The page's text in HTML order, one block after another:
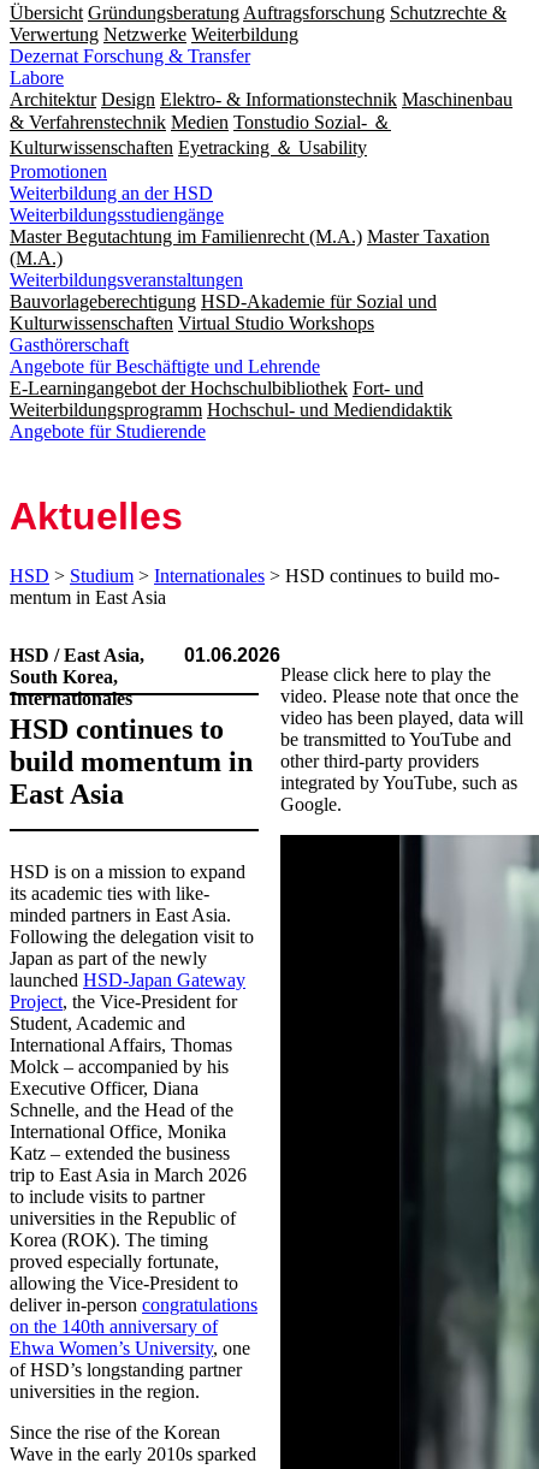
Übersicht Gründungsberatung Auftragsforschung Schutzrechte &
Verwertung Netzwerke Weiterbildung
Dezernat Forschung & Transfer
Labore
Architektur Design Elektro- & Informationstechnik Maschinenbau
& Verfahrenstechnik Medien Tonstudio Sozial- ＆
Kulturwissenschaften Eyetracking ＆ Usability
Promotionen
Weiterbildung an der HSD
Weiterbildungsstudiengänge
Master Begutachtung im Familienrecht (M.A.) Master Taxation
(M.A.)
Weiterbildungsveranstaltungen
Bauvorlageberechtigung HSD-Akademie für Sozial und
Kulturwissenschaften Virtual Studio Workshops
Gasthörerschaft
Angebote für Beschäftigte und Lehrende
E-Learningangebot der Hochschulbibliothek Fort- und
Weiterbildungsprogramm Hochschul- und Mediendidaktik
Angebote für Studierende
Aktuelles
HSD > Studium > Internationales > HSD continues to build mo­
men­tum in East Asia
HSD / East Asia,
South Korea,
Internationales
01.06.2026
HSD continues to
build mo­men­tum in
East Asia
​HSD is on a mission to expand
its academic ties with like-
minded partners in East Asia.
Following the delegation visit to
Japan as part of the newly
launched HSD-Japan Gateway
Project, the Vice-President for
Student, Academic and
International Affairs, Thomas
Molck – accompanied by his
Executive Officer, Diana
Schnelle, and the Head of the
International Office, Monika
Katz – extended the business
trip to East Asia in March 2026
to include visits to partner
universities in the Republic of
Korea (ROK). The timing
proved especially fortunate,
allowing the Vice-President to
deliver in-person congratulations
on the 140th anniversary of
Ehwa Women’s University, one
of HSD’s longstanding partner
universities in the region.
Since the rise of the Korean
Wave in the early 2010s sparked
Please click here to play the
video. Please note that once the
video has been played, data will
be transmitted to YouTube and
other third-party providers
integrated by YouTube, such as
Google.